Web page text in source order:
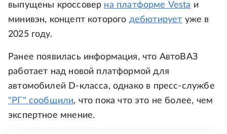
выпущены кроссовер на платформе Vesta и
минивэн, концепт которого дебютирует уже в
2025 году.
Ранее появилась информация, что АвтоВАЗ
работает над новой платформой для
автомобилей D-класса, однако в пресс-службе
"РГ" сообщили, что пока что это не более, чем
экспертное мнение.